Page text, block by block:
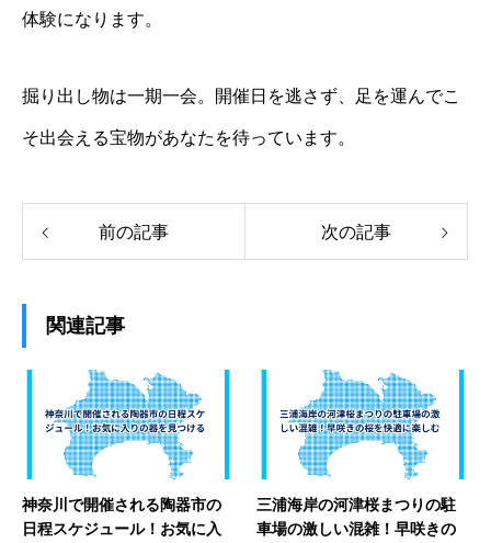
体験になります。
掘り出し物は一期一会。開催日を逃さず、足を運んでこ
そ出会える宝物があなたを待っています。
前の記事 次の記事
関連記事
神奈川で開催される陶器市の
日程スケジュール！お気に入
三浦海岸の河津桜まつりの駐
車場の激しい混雑！早咲きの